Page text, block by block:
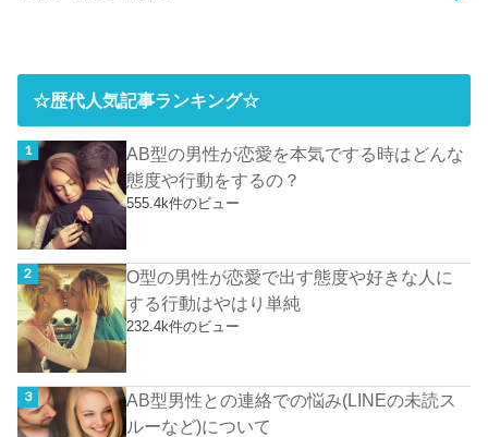
☆歴代人気記事ランキング☆
AB型の男性が恋愛を本気でする時はどんな
態度や行動をするの？
555.4k件のビュー
O型の男性が恋愛で出す態度や好きな人に
する行動はやはり単純
232.4k件のビュー
AB型男性との連絡での悩み(LINEの未読ス
ルーなど)について